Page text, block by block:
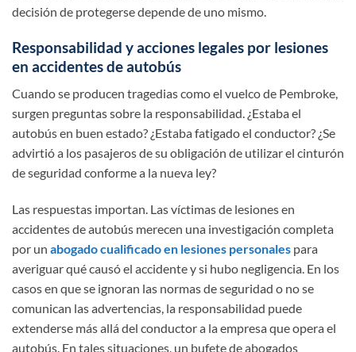
decisión de protegerse depende de uno mismo.
Responsabilidad y acciones legales por lesiones
en accidentes de autobús
Cuando se producen tragedias como el vuelco de Pembroke,
surgen preguntas sobre la responsabilidad. ¿Estaba el
autobús en buen estado? ¿Estaba fatigado el conductor? ¿Se
advirtió a los pasajeros de su obligación de utilizar el cinturón
de seguridad conforme a la nueva ley?
Las respuestas importan. Las víctimas de lesiones en
accidentes de autobús merecen una investigación completa
por un abogado cualificado en lesiones personales para
averiguar qué causó el accidente y si hubo negligencia. En los
casos en que se ignoran las normas de seguridad o no se
comunican las advertencias, la responsabilidad puede
extenderse más allá del conductor a la empresa que opera el
autobús. En tales situaciones, un bufete de abogados